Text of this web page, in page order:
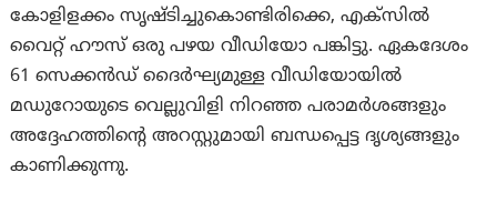
കോളിളക്കം സൃഷ്ടിച്ചുകൊണ്ടിരിക്കെ, എക്‌സിൽ
വൈറ്റ് ഹൗസ് ഒരു പഴയ വീഡിയോ പങ്കിട്ടു. ഏകദേശം
61 സെക്കൻഡ് ദൈർഘ്യമുള്ള വീഡിയോയിൽ
മഡുറോയുടെ വെല്ലുവിളി നിറഞ്ഞ പരാമർശങ്ങളും
അദ്ദേഹത്തിന്റെ അറസ്റ്റുമായി ബന്ധപ്പെട്ട ദൃശ്യങ്ങളും
കാണിക്കുന്നു.